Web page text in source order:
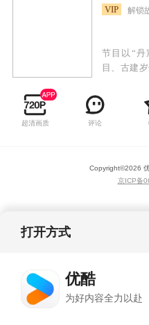
VIP 解锁
节目以“丹
目、古建
等故宫人
录片聚焦
故宫的匠
超清画质 评论
Copyright©2026
京ICP备
打开方式
优酷
为好内容全力以赴